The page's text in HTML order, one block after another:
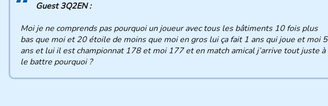
Guest 3Q2EN :
Moi je ne comprends pas pourquoi un joueur avec tous les bâtiments 10 fois plus
bas que moi et 20 étoile de moins que moi en gros lui ça fait 1 ans qui joue et moi 5
ans et lui il est championnat 178 et moi 177 et en match amical j’arrive tout juste à
le battre pourquoi ?